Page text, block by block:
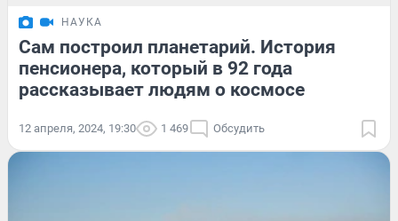
НАУКА
Сам построил планетарий. История
пенсионера, который в 92 года
рассказывает людям о космосе
12 апреля, 2024, 19:30 1 469 Обсудить